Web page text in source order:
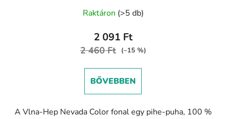
termék
átlagos
értékelése
ből
5,0
Raktáron (>5 db)
2 091 Ft
2 460 Ft (–15 %)
BŐVEBBEN
A Vlna-Hep Nevada Color fonal egy pihe-puha, 100 %